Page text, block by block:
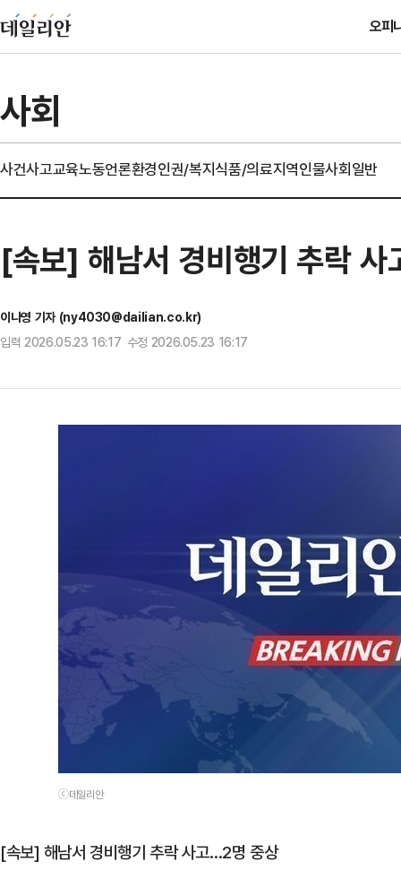
오피
사회
사건사고교육노동언론환경인권/복지식품/의료지역인물사회일반
[속보] 해남서 경비행기 추락
이나영 기자 (ny4030@dailian.co.kr)
입력 2026.05.23 16:17 수정 2026.05.23 16:17
ⓒ데일리안
[속보] 해남서 경비행기 추락 사고…2명 중상